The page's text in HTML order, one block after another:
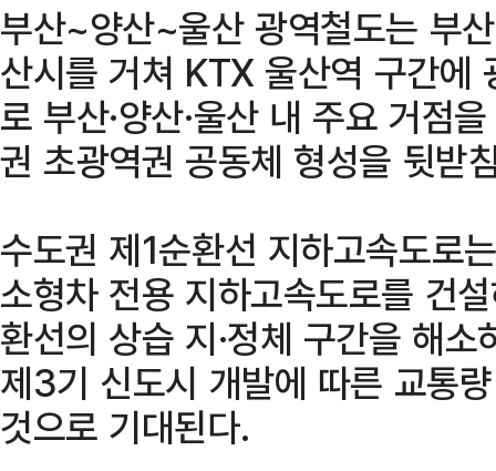
부산~양산~울산 광역철도는 부
산시를 거쳐 KTX 울산역 구간에
로 부산·양산·울산 내 주요 거점
권 초광역권 공동체 형성을 뒷받
수도권 제1순환선 지하고속도로
소형차 전용 지하고속도로를 건
환선의 상습 지·정체 구간을 해
제3기 신도시 개발에 따른 교통
것으로 기대된다.